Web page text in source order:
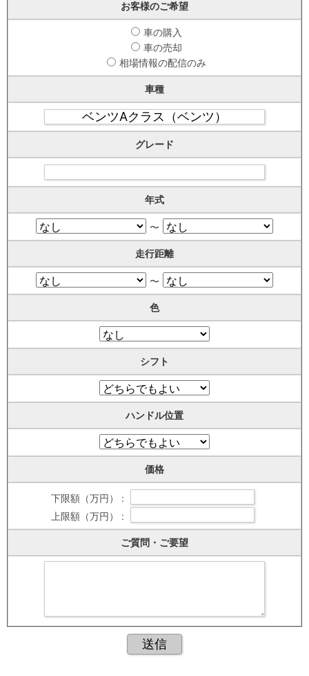
お客様のご希望
車の購入
車の売却
相場情報の配信のみ
車種
グレード
年式
〜
走行距離
〜
色
シフト
ハンドル位置
価格
下限額（万円） :
上限額（万円） :
ご質問・ご要望